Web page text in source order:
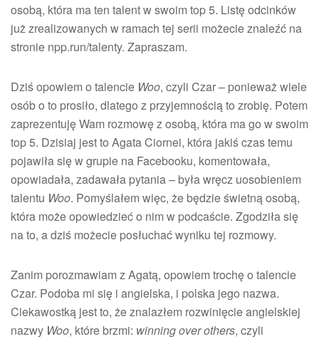
osobą, która ma ten talent w swoim top 5. Listę odcinków
już zrealizowanych w ramach tej serii możecie znaleźć na
stronie npp.run/talenty. Zapraszam.
Dziś opowiem o talencie Woo, czyli Czar – ponieważ wiele
osób o to prosiło, dlatego z przyjemnością to zrobię. Potem
zaprezentuję Wam rozmowę z osobą, która ma go w swoim
top 5. Dzisiaj jest to Agata Ciornei, która jakiś czas temu
pojawiła się w grupie na Facebooku, komentowała,
opowiadała, zadawała pytania – była wręcz uosobieniem
talentu Woo. Pomyślałem więc, że będzie świetną osobą,
która może opowiedzieć o nim w podcaście. Zgodziła się
na to, a dziś możecie posłuchać wyniku tej rozmowy.
Zanim porozmawiam z Agatą, opowiem trochę o talencie
Czar. Podoba mi się i angielska, i polska jego nazwa.
Ciekawostką jest to, że znalazłem rozwinięcie angielskiej
nazwy Woo, które brzmi: winning over others, czyli